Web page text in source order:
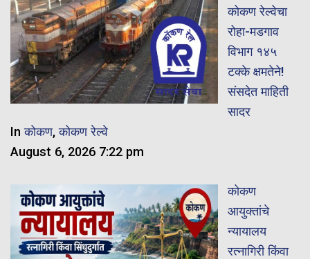
कोकण रेल्वेचा
रोहा-मडगाव
विभाग १४५
टक्के क्षमतेने!
संसदेत माहिती
सादर
Inकोकण,कोकण रेल्वे
August 6, 2026 7:22 pm
कोकण
आयुक्तांचे
न्यायालय
रत्नागिरी किंवा